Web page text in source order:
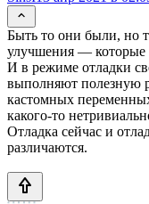
Быть то они были, но
улучшения — которые
И в режиме отладки
выполняют полезную
кастомных
какого-то
Отладка сейчас и
различаются.